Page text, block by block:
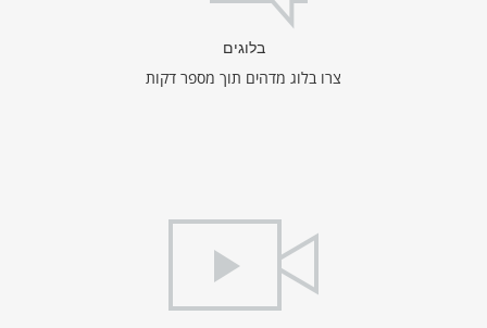
בלוגים
צרו בלוג מדהים תוך מספר דקות